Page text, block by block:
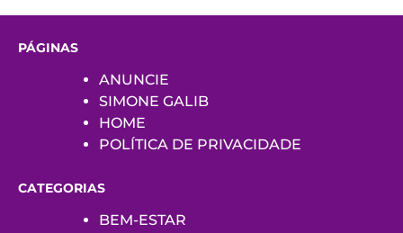
PÁGINAS
ANUNCIE
SIMONE GALIB
HOME
POLÍTICA DE PRIVACIDADE
CATEGORIAS
BEM-ESTAR